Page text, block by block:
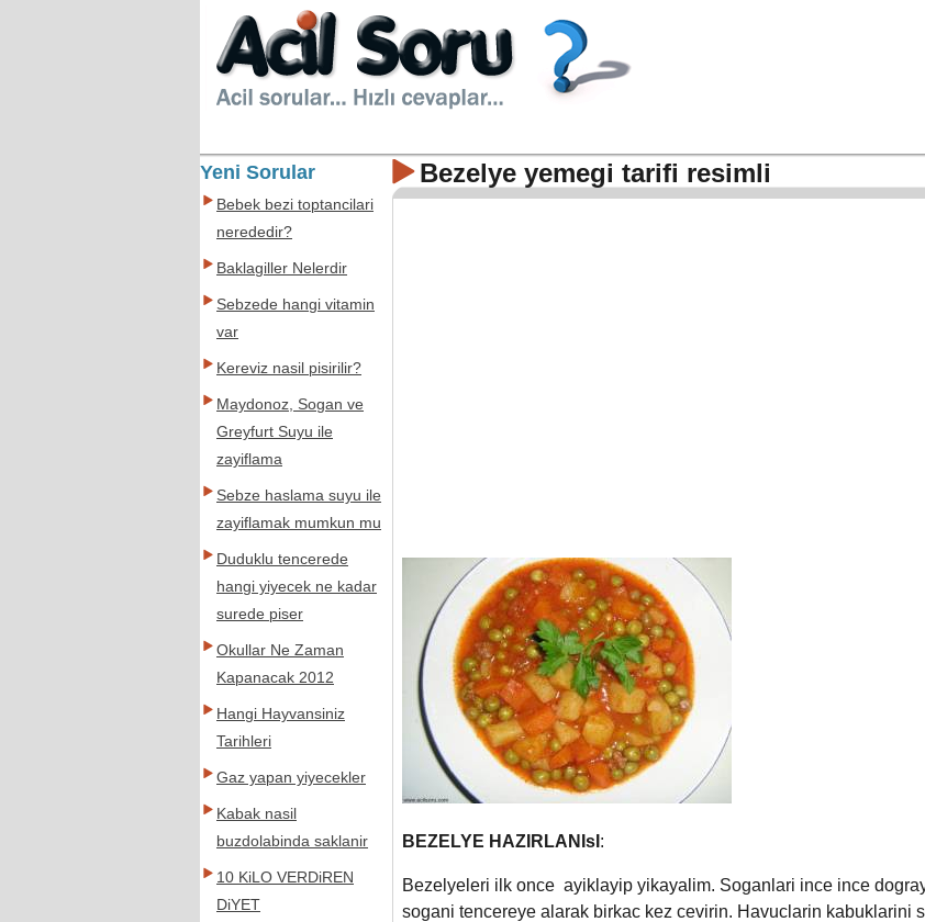
Bezelye yemegi tarifi resimli
BEZELYE HAZIRLANIsI :
Bezelyeleri ilk once ayiklayip yikayalim. Soganlari ince ince
sogani tencereye alarak birkac kez cevirin. Havuclarin kabuklarini
Yeni Sorular
Bebek bezi toptancilari
nerededir?
Baklagiller Nelerdir
Sebzede hangi vitamin
var
Kereviz nasil pisirilir?
Maydonoz, Sogan ve
Greyfurt Suyu ile
zayiflama
Sebze haslama suyu ile
zayiflamak mumkun mu
Duduklu tencerede
hangi yiyecek ne kadar
surede piser
Okullar Ne Zaman
Kapanacak 2012
Hangi Hayvansiniz
Tarihleri
Gaz yapan yiyecekler
Kabak nasil
buzdolabinda saklanir
10 KiLO VERDiREN
DiYET